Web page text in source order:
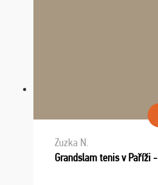
Zuzka N.
Grandslam tenis v Paříži -